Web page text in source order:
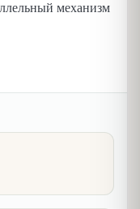
механизм